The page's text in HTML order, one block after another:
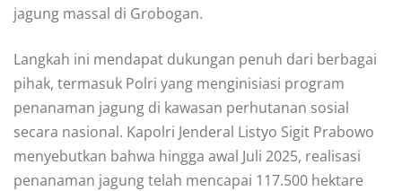
jagung massal di Grobogan.
Langkah ini mendapat dukungan penuh dari berbagai
pihak, termasuk Polri yang menginisiasi program
penanaman jagung di kawasan perhutanan sosial
secara nasional. Kapolri Jenderal Listyo Sigit Prabowo
menyebutkan bahwa hingga awal Juli 2025, realisasi
penanaman jagung telah mencapai 117.500 hektare